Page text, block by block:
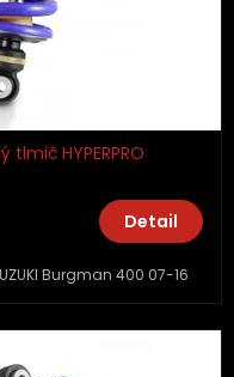
HYPERPRO
Detail
Burgman 400 07-16